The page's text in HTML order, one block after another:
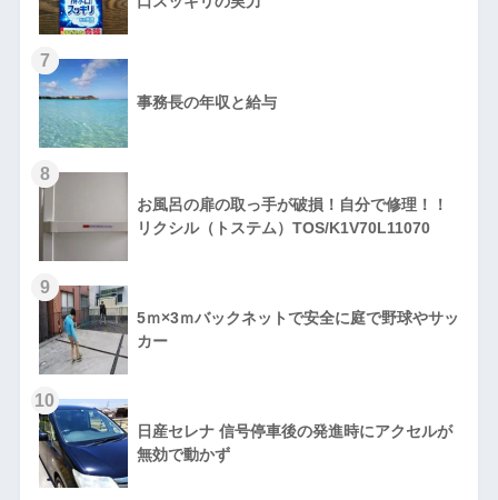
7
事務長の年収と給与
8
お風呂の扉の取っ手が破損！自分で修理！！
リクシル（トステム）TOS/K1V70L11070
9
5ｍ×3ｍバックネットで安全に庭で野球やサッ
カー
10
日産セレナ 信号停車後の発進時にアクセルが
無効で動かず